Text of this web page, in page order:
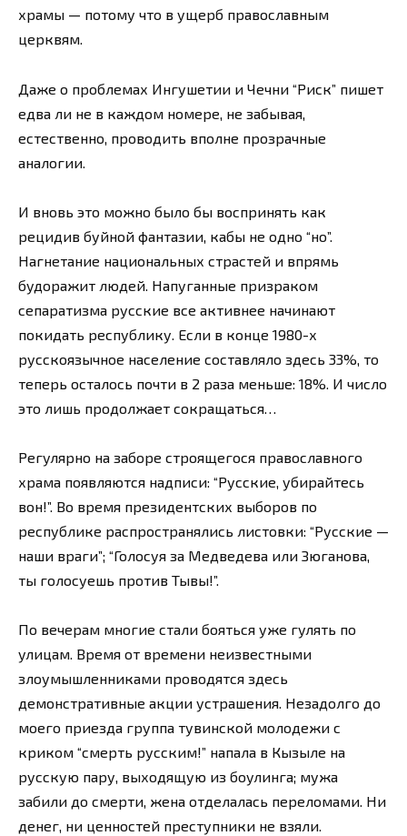
храмы — потому что в ущерб православным
церквям.
Даже о проблемах Ингушетии и Чечни “Риск” пишет
едва ли не в каждом номере, не забывая,
естественно, проводить вполне прозрачные
аналогии.
И вновь это можно было бы воспринять как
рецидив буйной фантазии, кабы не одно “но”.
Нагнетание национальных страстей и впрямь
будоражит людей. Напуганные призраком
сепаратизма русские все активнее начинают
покидать республику. Если в конце 1980-х
русскоязычное население составляло здесь 33%, то
теперь осталось почти в 2 раза меньше: 18%. И число
это лишь продолжает сокращаться…
Регулярно на заборе строящегося православного
храма появляются надписи: “Русские, убирайтесь
вон!”. Во время президентских выборов по
республике распространялись листовки: “Русские —
наши враги”; “Голосуя за Медведева или Зюганова,
ты голосуешь против Тывы!”.
По вечерам многие стали бояться уже гулять по
улицам. Время от времени неизвестными
злоумышленниками проводятся здесь
демонстративные акции устрашения. Незадолго до
моего приезда группа тувинской молодежи с
криком “смерть русским!” напала в Кызыле на
русскую пару, выходящую из боулинга; мужа
забили до смерти, жена отделалась переломами. Ни
денег, ни ценностей преступники не взяли.